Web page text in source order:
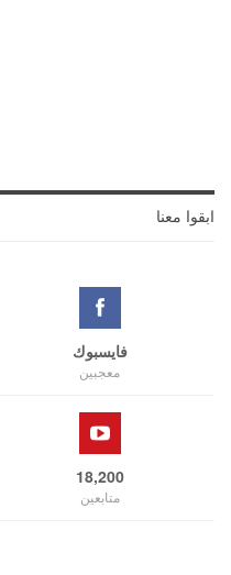
ابقوا معنا
فايسبوك
معجبين
18,200
متابعين